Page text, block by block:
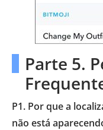
Parte 5.
P1. Por que a
não está